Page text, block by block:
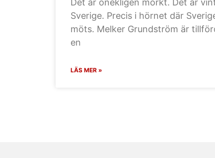
Sverige. Precis i hörnet där
möts. Melker Grundström är
en
LÄS MER »